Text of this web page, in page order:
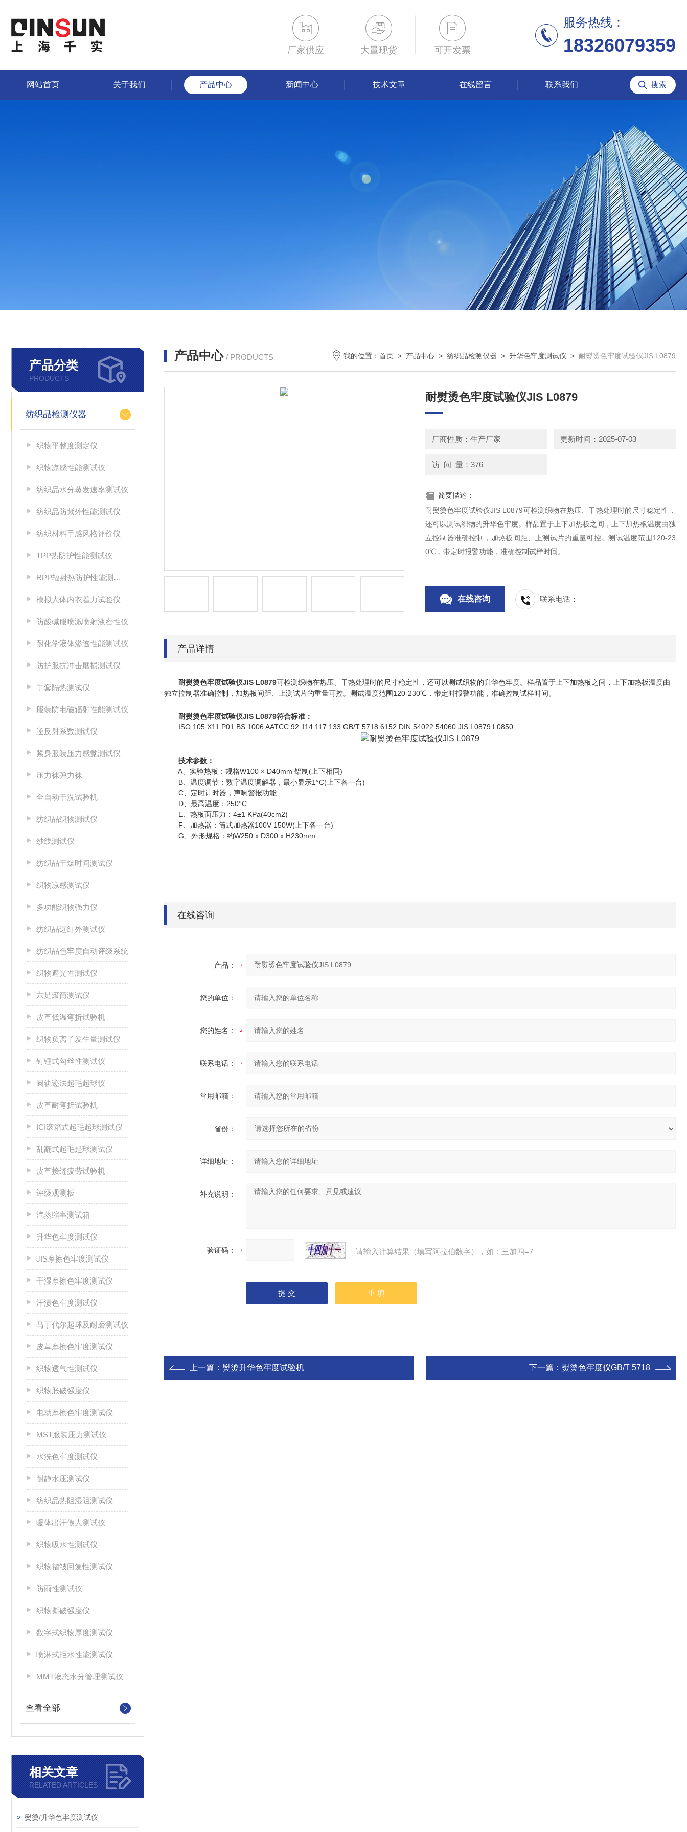
厂家供应 大量现货 可开发票
服务热线：
18326079359
网站首页 关于我们 产品中心 新闻中心 技术文章 在线留言 联系我们
产品分类
PRODUCTS
纺织品检测仪器
织物平整度测定仪
织物凉感性能测试仪
纺织品水分蒸发速率测试仪
纺织品防紫外性能测试仪
纺织材料手感风格评价仪
TPP热防护性能测试仪
RPP辐射热防护性能测试仪
模拟人体内衣着力试验仪
防酸碱服喷溅喷射液密性仪
耐化学液体渗透性能测试仪
防护服抗冲击磨损测试仪
手套隔热测试仪
服装防电磁辐射性能测试仪
逆反射系数测试仪
紧身服装压力感觉测试仪
压力袜弹力袜
全自动干洗试验机
纺织品织物测试仪
纱线测试仪
纺织品干燥时间测试仪
织物凉感测试仪
多功能织物强力仪
纺织品远红外测试仪
纺织品色牢度自动评级系统
织物遮光性测试仪
六足滚筒测试仪
皮革低温弯折试验机
织物负离子发生量测试仪
钉锤式勾丝性测试仪
圆轨迹法起毛起球仪
皮革耐弯折试验机
ICI滚箱式起毛起球测试仪
乱翻式起毛起球测试仪
皮革接缝疲劳试验机
评级观测板
汽蒸缩率测试箱
升华色牢度测试仪
JIS摩擦色牢度测试仪
干湿摩擦色牢度测试仪
汗渍色牢度测试仪
马丁代尔起球及耐磨测试仪
皮革摩擦色牢度测试仪
织物透气性测试仪
织物胀破强度仪
电动摩擦色牢度测试仪
MST服装压力测试仪
水洗色牢度测试仪
耐静水压测试仪
纺织品热阻湿阻测试仪
暖体出汗假人测试仪
织物吸水性测试仪
织物褶皱回复性测试仪
防雨性测试仪
织物撕破强度仪
数字式织物厚度测试仪
喷淋式拒水性能测试仪
MMT液态水分管理测试仪
查看全部
相关文章
RELATED ARTICLES
熨烫/升华色牢度测试仪
产品中心 / PRODUCTS 我的位置： 首页 > 产品中心 > 纺织品检测仪器 > 升华色牢度测试仪 > 耐熨烫色牢度试验仪JIS L0879
耐熨烫色牢度试验仪JIS L0879
厂商性质：生产厂家 更新时间：2025-07-03
访 问 量：376
简要描述：
耐熨烫色牢度试验仪JIS L0879可检测织物在热压、干热处理时的尺寸稳定性，
还可以测试织物的升华色牢度。样品置于上下加热板之间，上下加热板温度由独
立控制器准确控制，加热板间距、上测试片的重量可控。测试温度范围120-23
0℃，带定时报警功能，准确控制试样时间。
在线咨询 联系电话：
产品详情
耐熨烫色牢度试验仪JIS L0879可检测织物在热压、干热处理时的尺寸稳定性，还可以测试织物的升华色牢度。样品置于上下加热板之间，上下加热板温度由
独立控制器准确控制，加热板间距、上测试片的重量可控。测试温度范围120-230℃，带定时报警功能，准确控制试样时间。
耐熨烫色牢度试验仪JIS L0879符合标准：
ISO 105 X11 P01 BS 1006 AATCC 92 114 117 133 GB/T 5718 6152 DIN 54022 54060 JIS L0879 L0850
技术参数：
A、实验热板：规格W100 × D40mm 铝制(上下相同)
B、温度调节：数字温度调解器，最小显示1°C(上下各一台)
C、定时计时器，声响警报功能
D、最高温度：250°C
E、热板面压力：4±1 KPa(40cm2)
F、加热器：筒式加热器100V 150W(上下各一台)
G、外形规格：约W250 x D300 x H230mm
在线咨询
产品：
您的单位：
您的姓名：
联系电话：
常用邮箱：
省份：
详细地址：
补充说明：
验证码： 请输入计算结果（填写阿拉伯数字），如：三加四=7
上一篇： 熨烫升华色牢度试验机 下一篇： 熨烫色牢度仪GB/T 5718